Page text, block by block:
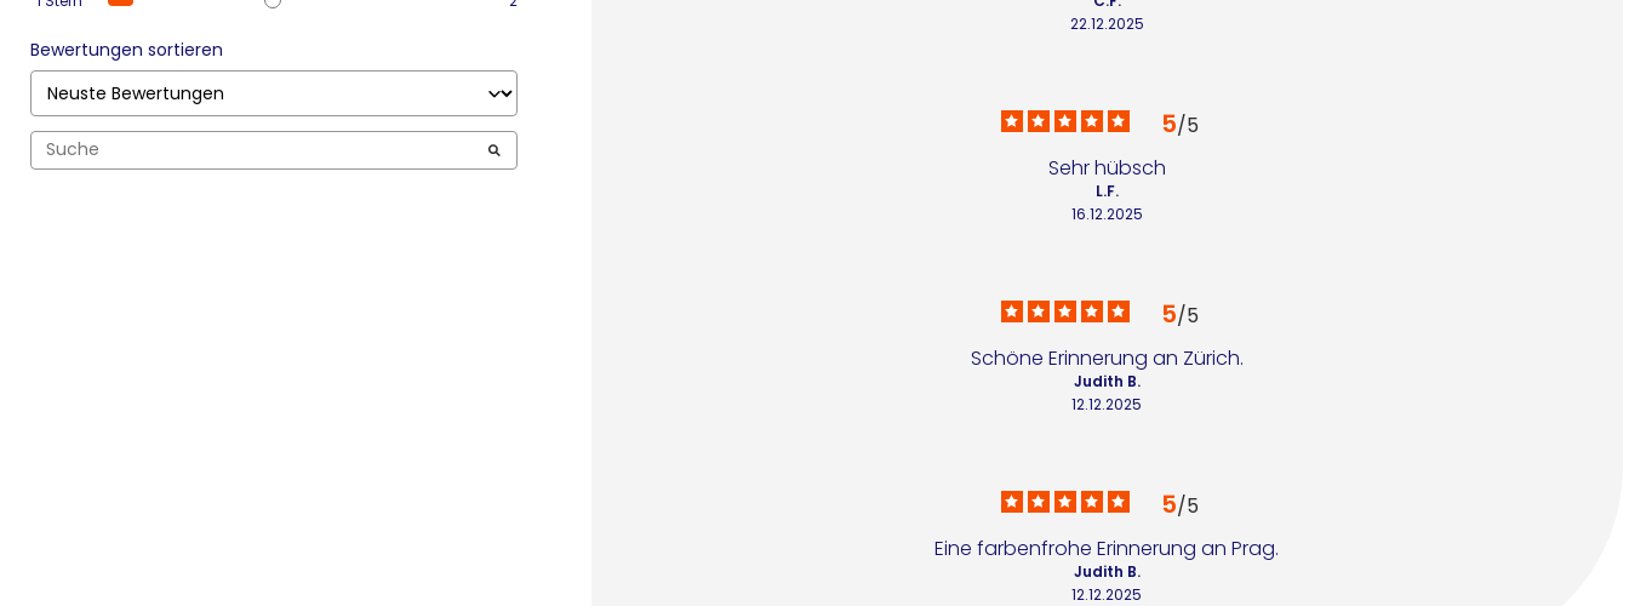
Bewertungen sortieren
22.12.2025
5/5
Sehr hübsch
16.12.2025
L.F.
5/5
Schöne Erinnerung an Zürich.
12.12.2025
Judith B.
5/5
Eine farbenfrohe Erinnerung an Prag.
12.12.2025
Judith B.